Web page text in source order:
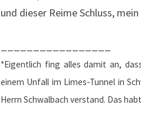
und dieser Reime Schluss,
*Eigentlich fing alles damit an,
einem Unfall im Limes-Tunnel in
Herrn Schwalbach verstand. Das